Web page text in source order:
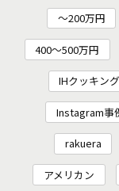
～200万円
400～500万円
IHクッキン
Instagram事
rakuera
アメリカン